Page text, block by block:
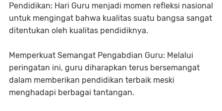
Pendidikan: Hari Guru menjadi momen refleksi nasional
untuk mengingat bahwa kualitas suatu bangsa sangat
ditentukan oleh kualitas pendidiknya.
Memperkuat Semangat Pengabdian Guru: Melalui
peringatan ini, guru diharapkan terus bersemangat
dalam memberikan pendidikan terbaik meski
menghadapi berbagai tantangan.